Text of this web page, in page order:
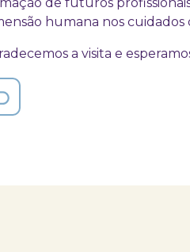
humana nos cuidados
a visita e